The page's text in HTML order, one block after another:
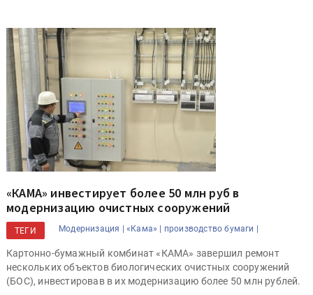
«КАМА» инвестирует более 50 млн руб в
модернизацию очистных сооружений
ТЕГИ Модернизация | «Кама» | производство бумаги |
Картонно-бумажный комбинат «КАМА» завершил ремонт
нескольких объектов биологических очистных сооружений
(БОС), инвестировав в их модернизацию более 50 млн рублей.